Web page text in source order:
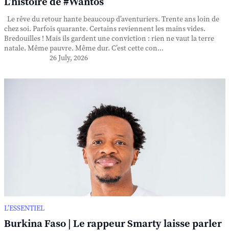
Le rêve du retour hante beaucoup d’aventuriers. Trente ans loin de
chez soi. Parfois quarante. Certains reviennent les mains vides.
Bredouilles ! Mais ils gardent une conviction : rien ne vaut la terre
natale. Même pauvre. Même dur. C’est cette con...
26 July, 2026
L’ESSENTIEL
Burkina Faso | Le rappeur Smarty laisse parler